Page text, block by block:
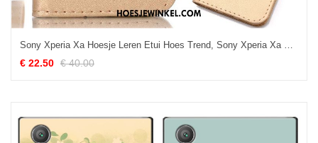
Sony Xperia Xa Hoesje Leren Etui Hoes Trend, Sony Xperia Xa Hoesje Folio Mobiele Telefoon
€ 22.50 € 40.00